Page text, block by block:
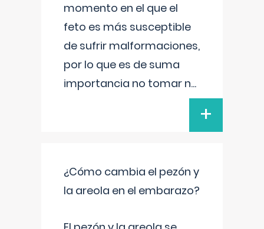
momento en el que el
feto es más susceptible
de sufrir malformaciones,
por lo que es de suma
importancia no tomar n...
+
¿Cómo cambia el pezón y
la areola en el embarazo?